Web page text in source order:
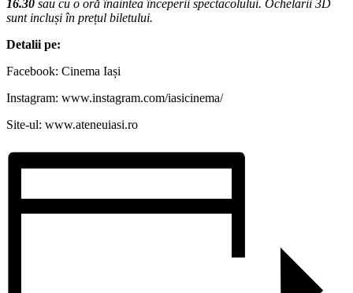
16.30 sau cu o oră înaintea începerii spectacolului. Ochelarii 3D
sunt incluși în prețul biletului.
Detalii pe:
Facebook: Cinema Iași
Instagram: www.instagram.com/iasicinema/
Site-ul: www.ateneuiasi.ro